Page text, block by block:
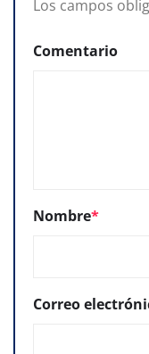
Los campos
Comentario
Nombre*
Correo